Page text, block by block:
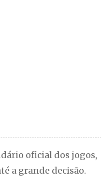
oficial dos jogos,
a grande decisão.